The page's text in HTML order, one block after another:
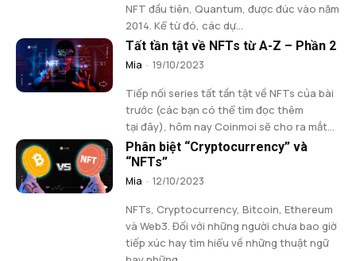
NFT đầu tiên, Quantum, được đúc vào năm
2014. Kể từ đó, các dự...
Tất tần tật về NFTs từ A-Z – Phần 2
Mia - 19/10/2023
Tiếp nối series tất tần tật về NFTs của bài
trước (các bạn có thể tìm đọc thêm
tại đây), hôm nay Coinmoi sẽ cho ra mắt...
Phân biệt “Cryptocurrency” và
“NFTs”
Mia - 12/10/2023
NFTs, Cryptocurrency, Bitcoin, Ethereum
và Web3. Đối với những người chưa bao giờ
tiếp xúc hay tìm hiểu về những thuật ngữ